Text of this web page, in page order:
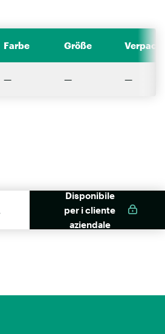
Farbe Größe
— — —
Disponibile
per i cliente
aziendale